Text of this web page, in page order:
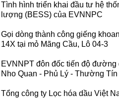
Tình hình triển khai đầu tư hệ
lượng (BESS) của EVNNPC
Gọi dòng thành công giếng
14X tại mỏ Mãng Cầu, Lô 04-3
EVNNPT đôn đốc tiến độ đường
Nho Quan - Phủ Lý - Thường Tín
Tổng công ty Lọc hóa dầu Việt